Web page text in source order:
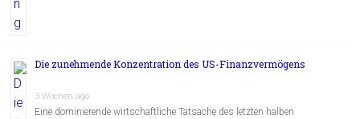
Die zunehmende Konzentration des US-Finanzvermögens
3 Wochen ago
Eine dominierende wirtschaftliche Tatsache des letzten halben